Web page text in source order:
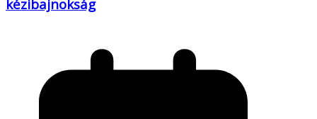
kézibajnokság